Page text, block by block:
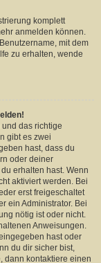
komplett
anmelden können.
mit dem
zu erhalten, wende
das richtige
gibt es zwei
hast, dass du
oder deiner
erhalten hast. Wenn
aktiviert werden. Bei
erst freigeschaltet
ein Administrator. Bei
nötig ist oder nicht.
Anweisungen.
hast oder
du dir sicher bist,
dann kontaktiere einen